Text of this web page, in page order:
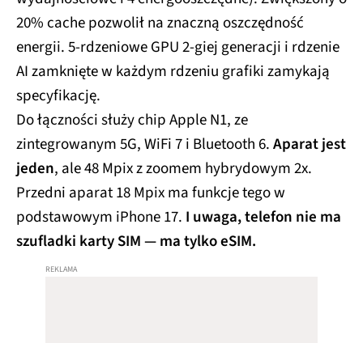
20% cache pozwolił na znaczną oszczędność
energii. 5-rdzeniowe GPU 2-giej generacji i rdzenie
AI zamknięte w każdym rdzeniu grafiki zamykają
specyfikację.
Do łączności służy chip Apple N1, ze
zintegrowanym 5G, WiFi 7 i Bluetooth 6.Aparat jest
jeden, ale 48 Mpix z zoomem hybrydowym 2x.
Przedni aparat 18 Mpix ma funkcje tego w
podstawowym iPhone 17. I uwaga, telefon nie ma
szufladki karty SIM — ma tylko eSIM.